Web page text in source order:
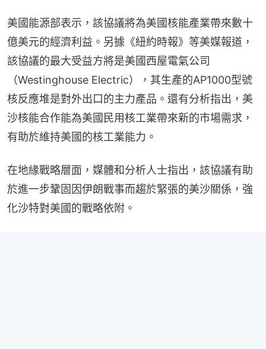
美國能源部表示，該協議將為美國核能產業帶來數十
億美元的經濟利益。另據《紐約時報》等美媒報道，
該協議的最大受益方將是美國西屋電氣公司
（Westinghouse Electric），其生產的AP1000型號
核反應堆是對外出口的主力產品。還有分析指出，美
沙核能合作能為美國民用核工業帶來新的市場需求，
有助於維持美國的核工業能力。
在地緣戰略層面，媒體和分析人士指出，該協議有助
於進一步鞏固因伊朗戰事而趨於緊張的美沙關係，強
化沙特對美國的戰略依附。